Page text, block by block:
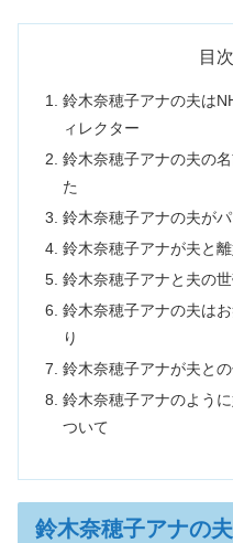
目次
鈴木奈穂子アナの夫は
ィレクター
鈴木奈穂子アナの夫の
た
鈴木奈穂子アナの夫が
鈴木奈穂子アナが夫と
鈴木奈穂子アナと夫の
鈴木奈穂子アナの夫は
り
鈴木奈穂子アナが夫と
鈴木奈穂子アナのよう
ついて
鈴木奈穂子アナの